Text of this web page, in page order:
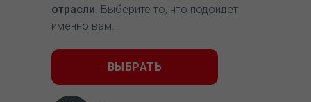
отрасли. Выберите то, что подойдет
именно вам.
ВЫБРАТЬ